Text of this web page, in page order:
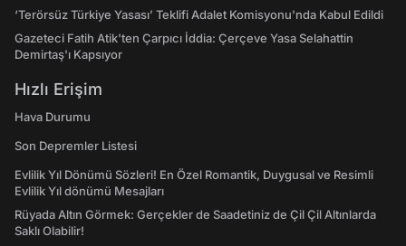
‘Terörsüz Türkiye Yasası’ Teklifi Adalet Komisyonu'nda Kabul Edildi
Gazeteci Fatih Atik'ten Çarpıcı İddia: Çerçeve Yasa Selahattin
Demirtaş'ı Kapsıyor
Hızlı Erişim
Hava Durumu
Son Depremler Listesi
Evlilik Yıl Dönümü Sözleri! En Özel Romantik, Duygusal ve Resimli
Evlilik Yıl dönümü Mesajları
Rüyada Altın Görmek: Gerçekler de Saadetiniz de Çil Çil Altınlarda
Saklı Olabilir!